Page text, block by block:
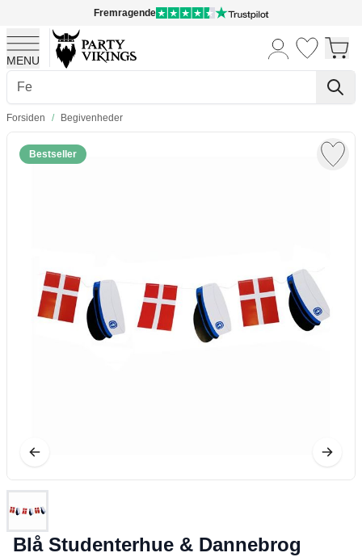
Fremragende
MENU
Skip to Content
Forsiden / Begivenheder
Bestseller
Blå Studenterhue & Dannebrog